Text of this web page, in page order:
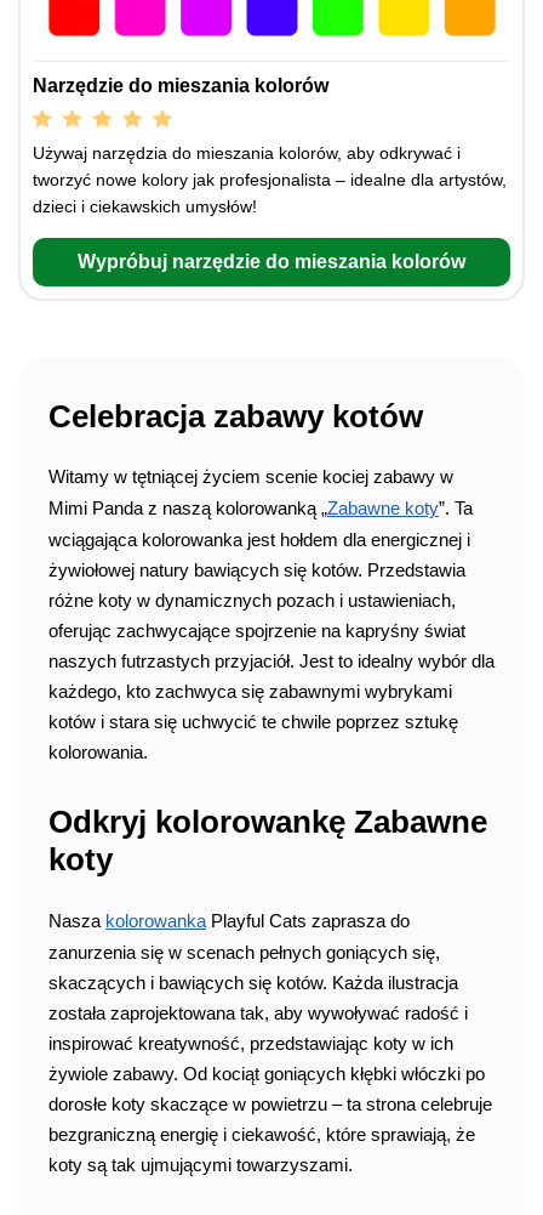
Narzędzie do mieszania kolorów
Używaj narzędzia do mieszania kolorów, aby odkrywać i
tworzyć nowe kolory jak profesjonalista – idealne dla artystów,
dzieci i ciekawskich umysłów!
Wypróbuj narzędzie do mieszania kolorów
Celebracja zabawy kotów
Witamy w tętniącej życiem scenie kociej zabawy w
Mimi Panda z naszą kolorowanką „Zabawne koty”. Ta
wciągająca kolorowanka jest hołdem dla energicznej i
żywiołowej natury bawiących się kotów. Przedstawia
różne koty w dynamicznych pozach i ustawieniach,
oferując zachwycające spojrzenie na kapryśny świat
naszych futrzastych przyjaciół. Jest to idealny wybór dla
każdego, kto zachwyca się zabawnymi wybrykami
kotów i stara się uchwycić te chwile poprzez sztukę
kolorowania.
Odkryj kolorowankę Zabawne
koty
Nasza kolorowanka Playful Cats zaprasza do
zanurzenia się w scenach pełnych goniących się,
skaczących i bawiących się kotów. Każda ilustracja
została zaprojektowana tak, aby wywoływać radość i
inspirować kreatywność, przedstawiając koty w ich
żywiole zabawy. Od kociąt goniących kłębki włóczki po
dorosłe koty skaczące w powietrzu – ta strona celebruje
bezgraniczną energię i ciekawość, które sprawiają, że
koty są tak ujmującymi towarzyszami.